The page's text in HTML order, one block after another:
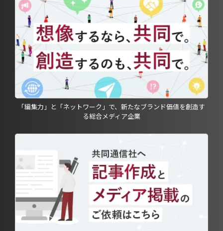
「編集力」と「ネットワーク」で、新たなブランド価値を創造す
る総合メディア企業